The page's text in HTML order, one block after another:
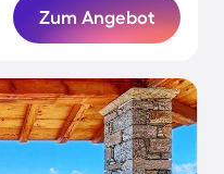
Zum Angebot